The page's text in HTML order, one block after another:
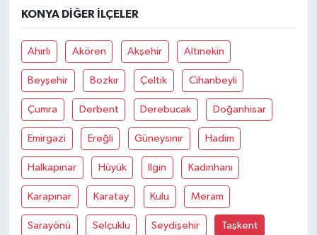
KONYA DIĞER İLÇELER
Ahırlı Akören Akşehir Altınekin
Beyşehir Bozkır Çeltik Cihanbeyli
Çumra Derbent Derebucak Doğanhisar
Emirgazi Ereğli Güneysınır Hadim
Halkapınar Hüyük Ilgın Kadınhanı
Karapınar Karatay Kulu Meram
Sarayönü Selçuklu Seydişehir Taşkent